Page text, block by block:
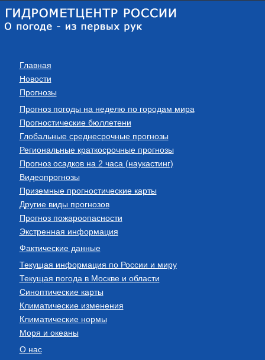
Главная
Новости
Прогнозы
Прогноз погоды на неделю по городам мира
Прогностические бюллетени
Глобальные среднесрочные прогнозы
Региональные краткосрочные прогнозы
Прогноз осадков на 2 часа (наукастинг)
Видеопрогнозы
Приземные прогностические карты
Другие виды прогнозов
Прогноз пожароопасности
Экстренная информация
Фактические данные
Текущая информация по России и миру
Текущая погода в Москве и области
Синоптические карты
Климатические изменения
Климатические нормы
Моря и океаны
О нас